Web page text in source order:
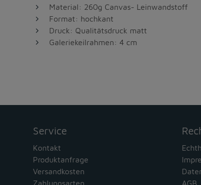
Material: 260g Canvas- Leinwandstoff
Format: hochkant
Druck: Qualitätsdruck matt
Galeriekeilrahmen: 4 cm
Service
Kontakt
Produktanfrage
Versandkosten
Zahlungsarten
AGB